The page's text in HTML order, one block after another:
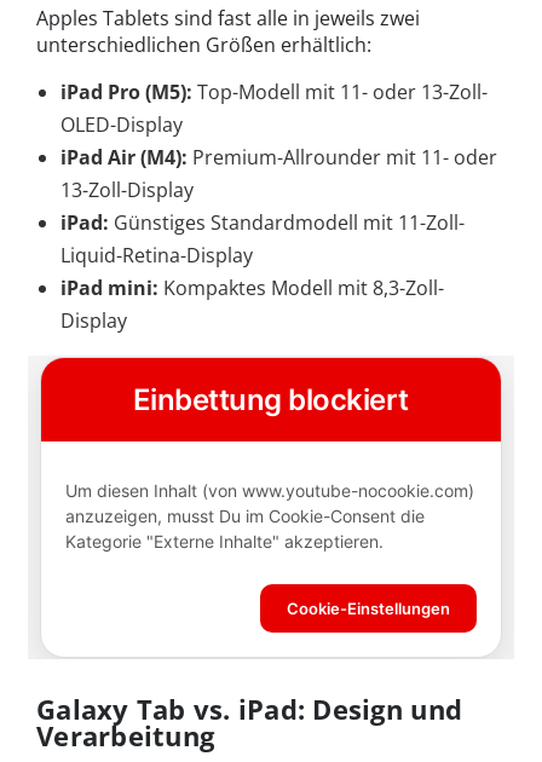
Apples Tablets sind fast alle in jeweils zwei
unterschiedlichen Größen erhältlich:
iPad Pro (M5): Top-Modell mit 11- oder 13-Zoll-
OLED-Display
iPad Air (M4): Premium-Allrounder mit 11- oder
13-Zoll-Display
iPad: Günstiges Standardmodell mit 11-Zoll-
Liquid-Retina-Display
iPad mini: Kompaktes Modell mit 8,3-Zoll-
Display
Galaxy Tab vs. iPad: Design und
Verarbeitung